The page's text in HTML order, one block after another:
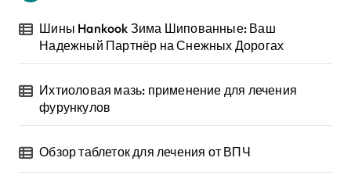
Шины Hankook Зима Шипованные: Ваш
Надежный Партнёр на Снежных Дорогах
Ихтиоловая мазь: применение для лечения
фурункулов
Обзор таблеток для лечения от ВПЧ